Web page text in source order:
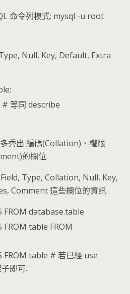
命令列模式: mysql -u root
Null, Key, Default, Extra
# 等同 describe
秀出 編碼(Collation)、權限
的欄位.
Type, Collation, Null, Key,
Comment 這些欄位的資訊
FROM database.table
FROM table FROM
FROM table # 若已經 use
即可.